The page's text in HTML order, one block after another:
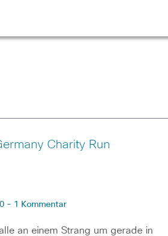
Charity Run
- 1 Kommentar
an einem Strang um gerade in